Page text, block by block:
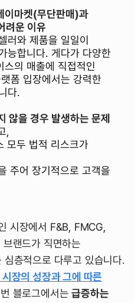
이마켓(무단판매)과
려운 이유
러와 제품을 일일이
능합니다. 게다가 다양한
스의 매출에 직접적인
폼 입장에서는 강력한
다.
않을 경우 발생하는 문제
,
모두 법적 리스크가
주어 장기적으로 고객을
시장에서 F&B, FMCG,
랜드가 직면하는
층적으로 다루고 있습니다.
장의 성장과 그에 따른
블로그에서는급증하는